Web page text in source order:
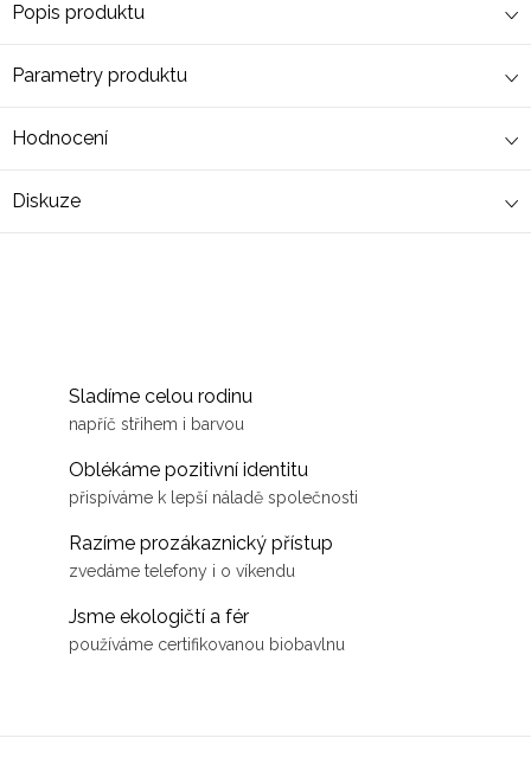
Popis produktu
Parametry produktu
Hodnocení
Diskuze
Sladíme celou rodinu
napříč střihem i barvou
Oblékáme pozitivní identitu
přispíváme k lepší náladě společnosti
Razíme prozákaznický přístup
zvedáme telefony i o víkendu
Jsme ekologičtí a fér
používáme certifikovanou biobavlnu